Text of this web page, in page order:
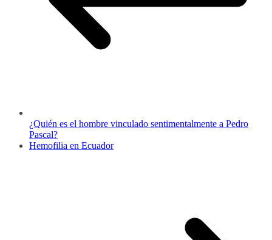
¿Quién es el hombre vinculado sentimentalmente a Pedro
Pascal?
Hemofilia en Ecuador